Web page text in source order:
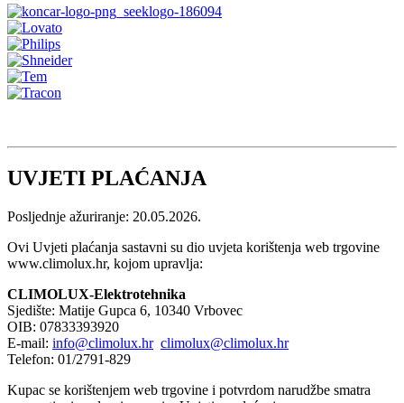
UVJETI PLAĆANJA
Posljednje ažuriranje: 20.05.2026.
Ovi Uvjeti plaćanja sastavni su dio uvjeta korištenja web trgovine
www.climolux.hr, kojom upravlja:
CLIMOLUX-Elektrotehnika
Sjedište: Matije Gupca 6, 10340 Vrbovec
OIB: 07833393920
E-mail: info@climolux.hr climolux@climolux.hr
Telefon: 01/2791-829
Kupac se korištenjem web trgovine i potvrdom narudžbe smatra